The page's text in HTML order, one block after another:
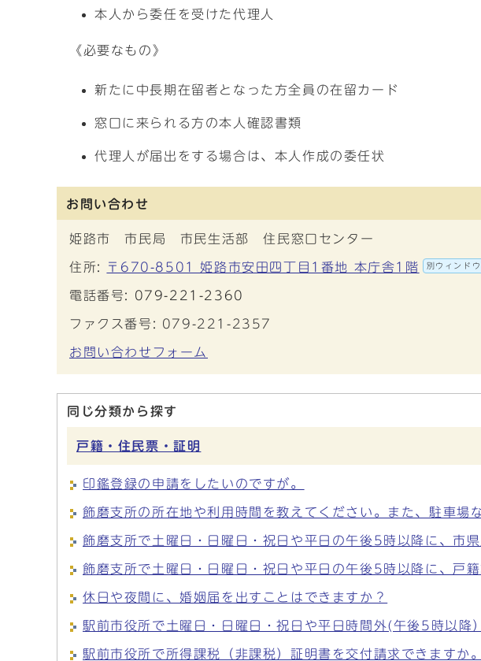
本人から委任を受けた代理人
《必要なもの》
新たに中長期在留者となった方全員の在留カード
窓口に来られる方の本人確認書類
代理人が届出をする場合は、本人作成の委任状
お問い合わせ
姫路市 市民局 市民生活部 住民窓口センター
住所: 〒670-8501 姫路市安田四丁目1番地 本庁舎1階 別ウィンドウ
電話番号: 079-221-2360
ファクス番号: 079-221-2357
お問い合わせフォーム
同じ分類から探す
戸籍・住民票・証明
印鑑登録の申請をしたいのですが。
飾磨支所の所在地や利用時間を教えてください。また、駐車場
飾磨支所で土曜日・日曜日・祝日や平日の午後5時以降に、市
飾磨支所で土曜日・日曜日・祝日や平日の午後5時以降に、戸
休日や夜間に、婚姻届を出すことはできますか？
駅前市役所で土曜日・日曜日・祝日や平日時間外(午後5時以降
駅前市役所で所得課税（非課税）証明書を交付請求できますか。